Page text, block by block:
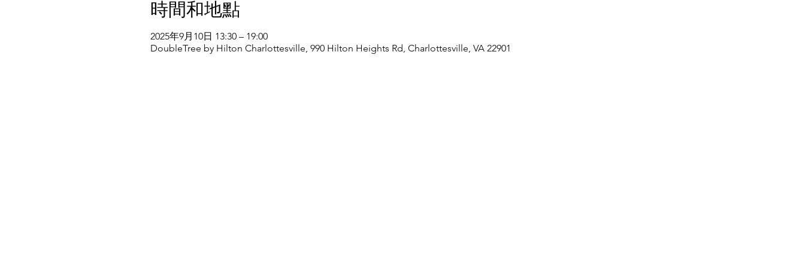
時間和地點
2025年9月10日 13:30 – 19:00
DoubleTree by Hilton Charlottesville, 990 Hilton Heights Rd, Charlottesville, VA 22901